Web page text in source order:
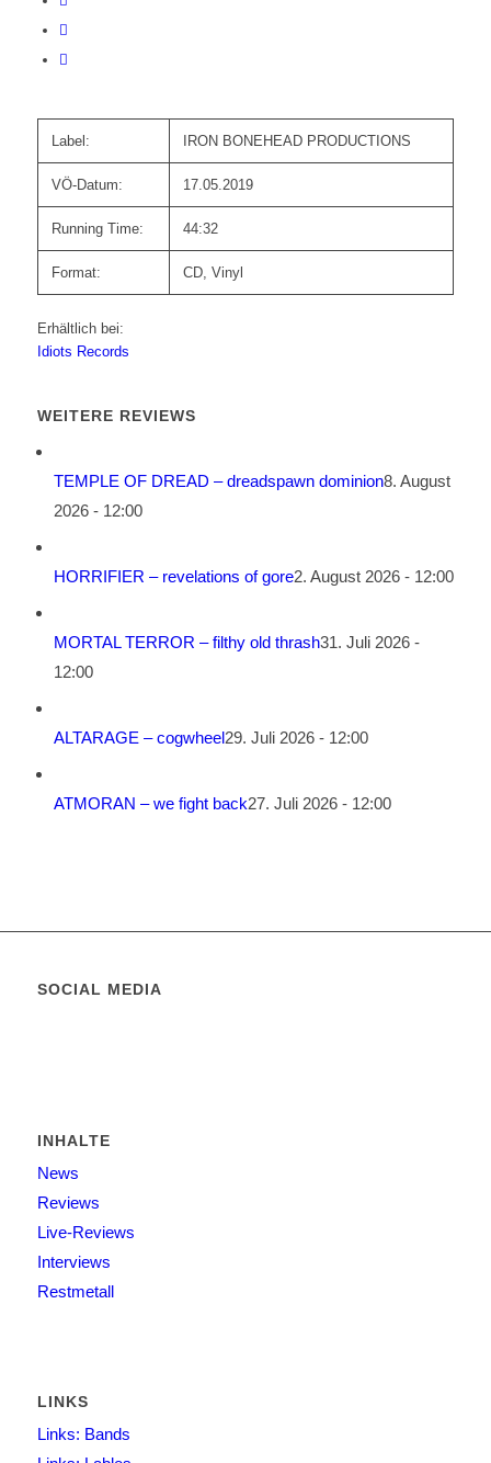
Label: IRON BONEHEAD PRODUCTIONS
VÖ-Datum: 17.05.2019
Running Time: 44:32
Format: CD, Vinyl
Erhältlich bei:
Idiots Records
WEITERE REVIEWS
TEMPLE OF DREAD – dreadspawn dominion8. August
2026 - 12:00
HORRIFIER – revelations of gore2. August 2026 - 12:00
MORTAL TERROR – filthy old thrash31. Juli 2026 -
12:00
ALTARAGE – cogwheel29. Juli 2026 - 12:00
ATMORAN – we fight back27. Juli 2026 - 12:00
SOCIAL MEDIA
INHALTE
News
Reviews
Live-Reviews
Interviews
Restmetall
LINKS
Links: Bands